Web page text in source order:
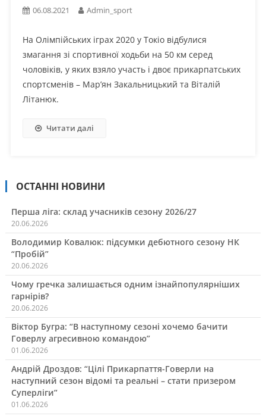
06.08.2021 Admin_sport
На Олімпійських іграх 2020 у Токіо відбулися
змагання зі спортивної ходьби на 50 км серед
чоловіків, у яких взяло участь і двоє прикарпатських
спортсменів – Мар’ян Закальницький та Віталій
Літанюк.
Читати далі
ОСТАННІ НОВИНИ
Перша ліга: склад учасників сезону 2026/27
20.06.2026
Володимир Ковалюк: підсумки дебютного сезону НК
“Пробій”
20.06.2026
Чому гречка залишається одним ізнайпопулярніших
гарнірів?
20.06.2026
Віктор Бугра: “В наступному сезоні хочемо бачити
Говерлу агресивною командою”
01.06.2026
Андрій Дроздов: “Цілі Прикарпаття-Говерли на
наступний сезон відомі та реальні – стати призером
Суперліги”
01.06.2026